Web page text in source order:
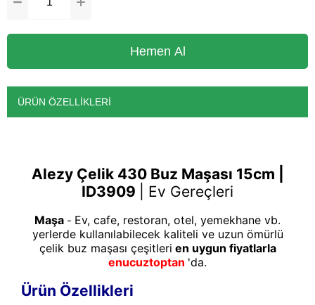
ÜRÜN ÖZELLIKLERI
Alezy Çelik 430 Buz Maşası 15cm |
ID3909
Ev Gereçleri
Maşa - Ev, cafe, restoran, otel, yemekhane vb.
yerlerde kullanılabilecek kaliteli ve uzun ömürlü
çelik buz maşası çeşitleri en uygun fiyatlarla
enucuztoptan 'da.
Ürün Özellikleri